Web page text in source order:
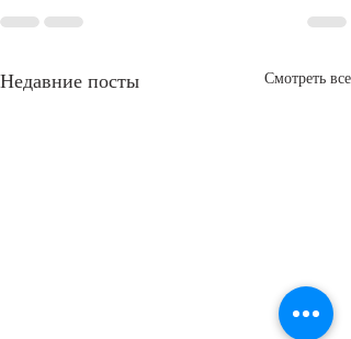
Недавние посты Смотреть все